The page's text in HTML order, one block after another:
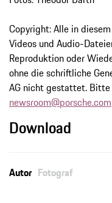
Copyright: Alle in
Videos und Audio-
Reproduktion oder
ohne die schriftliche
AG nicht gestattet.
newsroom@porsche.com
Download
Autor Fotograf